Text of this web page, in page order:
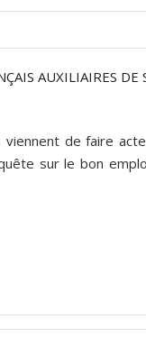
AUXILIAIRES DE
de faire
sur le bon